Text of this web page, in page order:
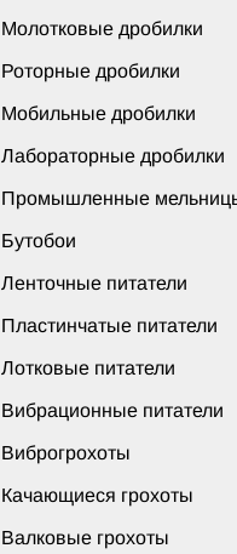
Молотковые дробилки
Роторные дробилки
Мобильные дробилки
Лабораторные дробилки
Промышленные
Бутобои
Ленточные питатели
Пластинчатые питатели
Лотковые питатели
Вибрационные питатели
Виброгрохоты
Качающиеся грохоты
Валковые грохоты